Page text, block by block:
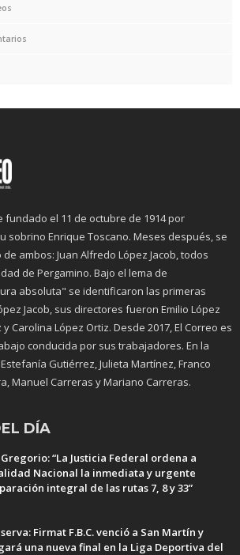
fundado el 11 de octubre de 1914 por
sobrino Enrique Toscano. Meses después, se
ambos: Juan Alfredo López Jacob, todos
de Pergamino. Bajo el lema de
absoluta" se identificaron las primeras
Jacob, sus directores fueron Emilio López
Carolina López Ortiz. Desde 2017, El Correo es
conducida por sus trabajadores. En la
Gutiérrez, Julieta Martínez, Franco
Manuel Carreras y Mariano Carreras.
DÍA
“La Justicia Federal ordena a
Nacional la inmediata y urgente
integral de las rutas 7, 8 y 33”
Firmat F.B.C. venció a San Martín y
una nueva final en la Liga Deportiva del